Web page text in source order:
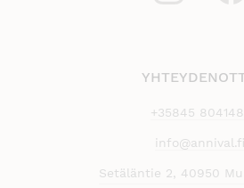
+35845
info@annival.fi
Setäläntie 2, 40950